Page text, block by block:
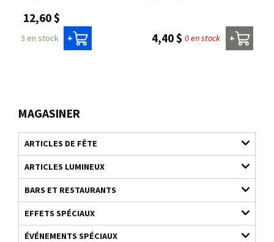
MAGASINER
ARTICLES DE FÊTE
ARTICLES LUMINEUX
BARS ET RESTAURANTS
EFFETS SPÉCIAUX
ÉVÉNEMENTS SPÉCIAUX
12,60 $
3 en stock + 4,40 $ 0 en stock +